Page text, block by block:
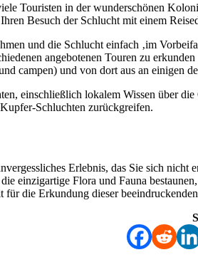
Touristen in der wunderschönen
Besuch der Schlucht mit einem
und die Schlucht einfach ‚im
angebotenen Touren zu
campen) und von dort aus an einigen
einschließlich lokalem Wissen über
Schluchten zurückgreifen.
Erlebnis, das Sie sich nicht
einzigartige Flora und Fauna
für die Erkundung dieser